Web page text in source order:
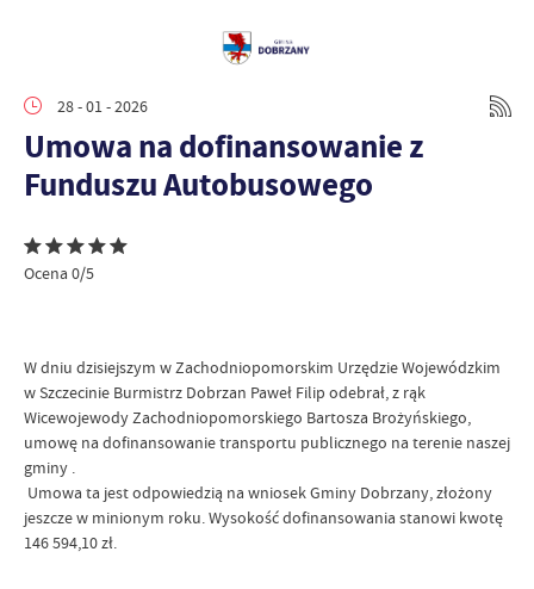
28 - 01 - 2026
Umowa na dofinansowanie z
Funduszu Autobusowego
Ocena 0/5
W dniu dzisiejszym w Zachodniopomorskim Urzędzie Wojewódzkim
w Szczecinie Burmistrz Dobrzan Paweł Filip odebrał, z rąk
Wicewojewody Zachodniopomorskiego Bartosza Brożyńskiego,
umowę na dofinansowanie transportu publicznego na terenie naszej
gminy .
Umowa ta jest odpowiedzią na wniosek Gminy Dobrzany, złożony
jeszcze w minionym roku. Wysokość dofinansowania stanowi kwotę
146 594,10 zł.